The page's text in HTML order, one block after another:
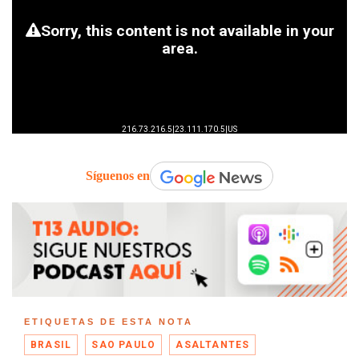
Síguenos en
ETIQUETAS DE ESTA NOTA
BRASIL SAO PAULO ASALTANTES